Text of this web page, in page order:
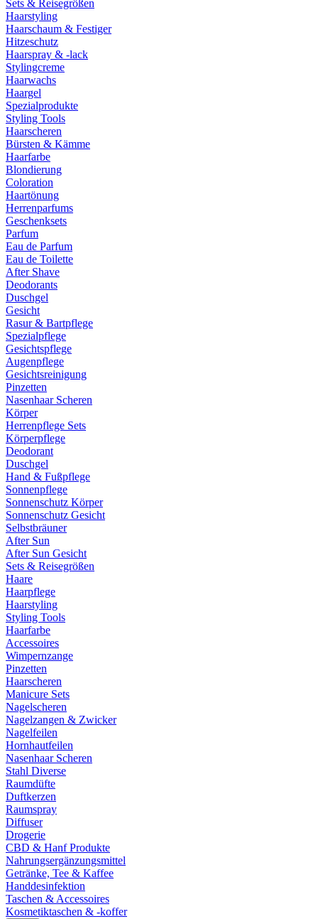
Sets & Reisegrößen
Haarstyling
Haarschaum & Festiger
Hitzeschutz
Haarspray & -lack
Stylingcreme
Haarwachs
Haargel
Spezialprodukte
Styling Tools
Haarscheren
Bürsten & Kämme
Haarfarbe
Blondierung
Coloration
Haartönung
Herrenparfums
Geschenksets
Parfum
Eau de Parfum
Eau de Toilette
After Shave
Deodorants
Duschgel
Gesicht
Rasur & Bartpflege
Spezialpflege
Gesichtspflege
Augenpflege
Gesichtsreinigung
Pinzetten
Nasenhaar Scheren
Körper
Herrenpflege Sets
Körperpflege
Deodorant
Duschgel
Hand & Fußpflege
Sonnenpflege
Sonnenschutz Körper
Sonnenschutz Gesicht
Selbstbräuner
After Sun
After Sun Gesicht
Sets & Reisegrößen
Haare
Haarpflege
Haarstyling
Styling Tools
Haarfarbe
Accessoires
Wimpernzange
Pinzetten
Haarscheren
Manicure Sets
Nagelscheren
Nagelzangen & Zwicker
Nagelfeilen
Hornhautfeilen
Nasenhaar Scheren
Stahl Diverse
Raumdüfte
Duftkerzen
Raumspray
Diffuser
Drogerie
CBD & Hanf Produkte
Nahrungsergänzungsmittel
Getränke, Tee & Kaffee
Handdesinfektion
Taschen & Accessoires
Kosmetiktaschen & -koffer